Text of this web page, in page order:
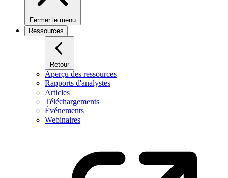
Fermer le menu
Ressources
Retour
Aperçu des ressources
Rapports d'analystes
Articles
Téléchargements
Événements
Webinaires